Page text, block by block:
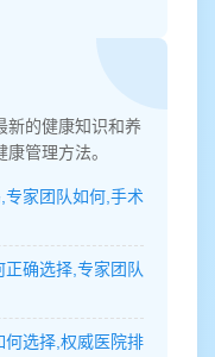
新的健康知识和养
管理方法。
专家团队如何,手术
正确选择,专家团队
何选择,权威医院排